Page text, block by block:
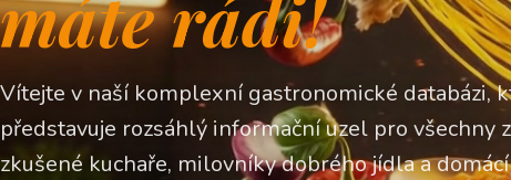
máte rádi!
Vítejte v naší komplexní gastronomické databázi,
představuje rozsáhlý informační uzel pro všechny
zkušené kuchaře, milovníky dobrého jídla a domácí